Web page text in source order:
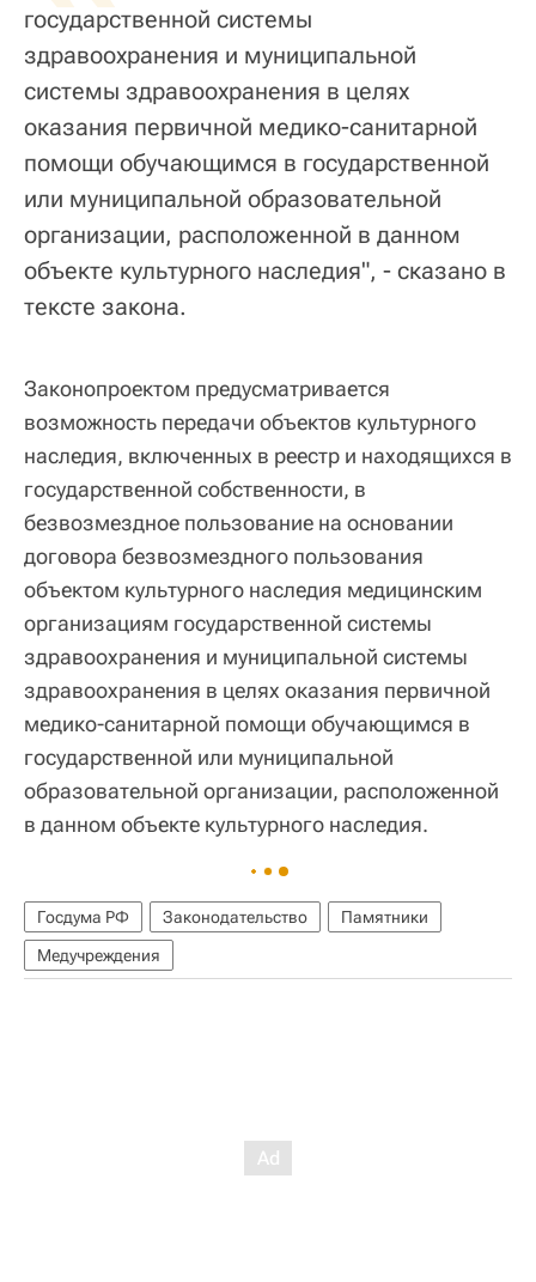
государственной системы
здравоохранения и муниципальной
системы здравоохранения в целях
оказания первичной медико-санитарной
помощи обучающимся в государственной
или муниципальной образовательной
организации, расположенной в данном
объекте культурного наследия", - сказано в
тексте закона.
Законопроектом предусматривается
возможность передачи объектов культурного
наследия, включенных в реестр и находящихся в
государственной собственности, в
безвозмездное пользование на основании
договора безвозмездного пользования
объектом культурного наследия медицинским
организациям государственной системы
здравоохранения и муниципальной системы
здравоохранения в целях оказания первичной
медико-санитарной помощи обучающимся в
государственной или муниципальной
образовательной организации, расположенной
в данном объекте культурного наследия.
Госдума РФ Законодательство
Памятники
Медучреждения